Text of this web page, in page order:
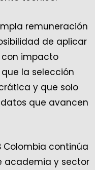
remuneración
de aplicar
impacto
la selección
y que solo
que avancen
Colombia continúa
academia y sector